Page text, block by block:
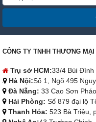
Hải Phòng:Số 879 đại lộ
523 Bà Triệu,
Nghệ An:43 Trường
Đắk Lắk:154 Chu Văn An,
Cần Thơ:285 Võ Văn
Thông tin chung
Hỗ trợ khách hàng